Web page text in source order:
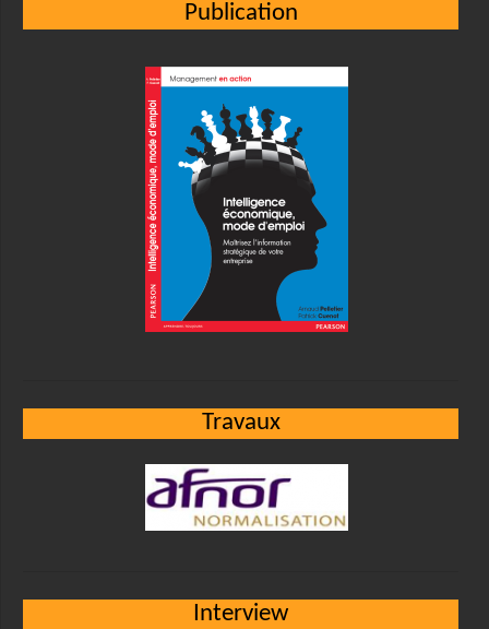
Publication
Travaux
Interview